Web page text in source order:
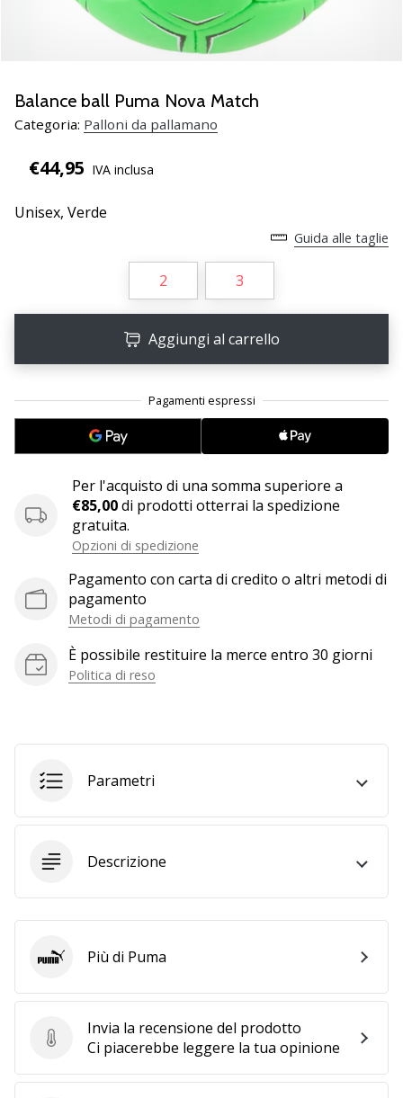
da
PUMA
NITRO
5!
e
vale
25. 11. 2024
Tempo di lettura: 1 min.
Diventa
ambassador
WePlayHandball
tu
sei
noi?
Unisciti
a
noi
come
Brand
Mostra
tutti gli
Balance ball Puma Nova Match
Categoria: Palloni da pallamano
€44,95 IVA inclusa
Unisex, Verde
Guida alle taglie
2 3
Aggiungi al carrello
Per l'acquisto di una somma superiore a
€85,00di prodotti otterrai la spedizione
gratuita.
Opzioni di spedizione
Pagamento con carta di credito o altri metodi di
pagamento
Metodi di pagamento
È possibile restituire la merce entro 30 giorni
Politica di reso
Parametri
Descrizione
Invia la recensione del prodotto
Invia la recensione del prodotto
Ci piacerebbe leggere la tua opinione
PumaPiù di Puma